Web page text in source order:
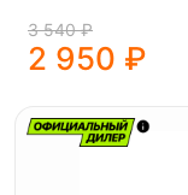
3 540 ₽
2 950 ₽